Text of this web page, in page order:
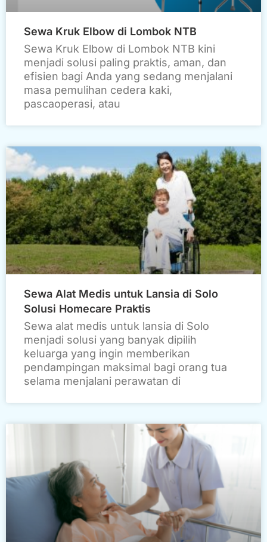
Sewa Kruk Elbow di Lombok NTB
Sewa Kruk Elbow di Lombok NTB kini
menjadi solusi paling praktis, aman, dan
efisien bagi Anda yang sedang menjalani
masa pemulihan cedera kaki,
pascaoperasi, atau
Sewa Alat Medis untuk Lansia di Solo
Solusi Homecare Praktis
Sewa alat medis untuk lansia di Solo
menjadi solusi yang banyak dipilih
keluarga yang ingin memberikan
pendampingan maksimal bagi orang tua
selama menjalani perawatan di